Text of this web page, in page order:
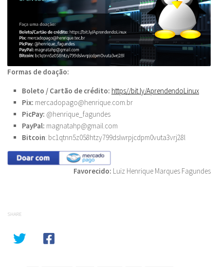
Formas de doação:
Boleto / Cartão de crédito: https//bit.ly/AprendendoLinux
Pix: mercadopago@henrique.com.br
PicPay: @henrique_fagundes
PayPal: magnatahp@gmail.com
Bitcoin: bc1qtnn5z058htzy799dslwrpjcdpm0vuta3vrj28l
Favorecido: Luiz Henrique Marques Fagundes
SHARE